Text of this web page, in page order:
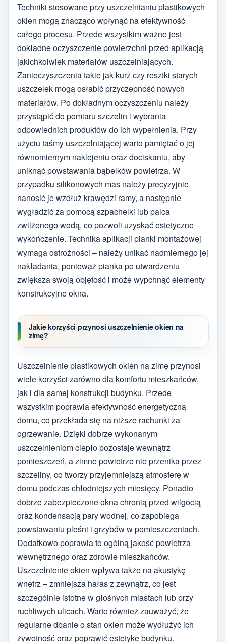
Techniki stosowane przy uszczelnianiu plastikowych
okien mogą znacząco wpłynąć na efektywność
całego procesu. Przede wszystkim ważne jest
dokładne oczyszczenie powierzchni przed aplikacją
jakichkolwiek materiałów uszczelniających.
Zanieczyszczenia takie jak kurz czy resztki starych
uszczelek mogą osłabić przyczepność nowych
materiałów. Po dokładnym oczyszczeniu należy
przystąpić do pomiaru szczelin i wybrania
odpowiednich produktów do ich wypełnienia. Przy
użyciu taśmy uszczelniającej warto pamiętać o jej
równomiernym naklejeniu oraz dociskaniu, aby
uniknąć powstawania bąbelków powietrza. W
przypadku silikonowych mas należy precyzyjnie
nanosić je wzdłuż krawędzi ramy, a następnie
wygładzić za pomocą szpachelki lub palca
zwilżonego wodą, co pozwoli uzyskać estetyczne
wykończenie. Technika aplikacji pianki montażowej
wymaga ostrożności – należy unikać nadmiernego jej
nakładania, ponieważ pianka po utwardzeniu
zwiększa swoją objętość i może wypchnąć elementy
konstrukcyjne okna.
Jakie korzyści przynosi uszczelnienie okien na
zimę?
Uszczelnienie plastikowych okien na zimę przynosi
wiele korzyści zarówno dla komfortu mieszkańców,
jak i dla samej konstrukcji budynku. Przede
wszystkim poprawia efektywność energetyczną
domu, co przekłada się na niższe rachunki za
ogrzewanie. Dzięki dobrze wykonanym
uszczelnieniom ciepło pozostaje wewnątrz
pomieszczeń, a zimne powietrze nie przenika przez
szczeliny, co tworzy przyjemniejszą atmosferę w
domu podczas chłodniejszych miesięcy. Ponadto
dobrze zabezpieczone okna chronią przed wilgocią
oraz kondensacją pary wodnej, co zapobiega
powstawaniu pleśni i grzybów w pomieszczeniach.
Dodatkowo poprawia to ogólną jakość powietrza
wewnętrznego oraz zdrowie mieszkańców.
Uszczelnienie okien wpływa także na akustykę
wnętrz – zmniejsza hałas z zewnątrz, co jest
szczególnie istotne w głośnych miastach lub przy
ruchliwych ulicach. Warto również zauważyć, że
regularne dbanie o stan okien może wydłużyć ich
żywotność oraz poprawić estetykę budynku.